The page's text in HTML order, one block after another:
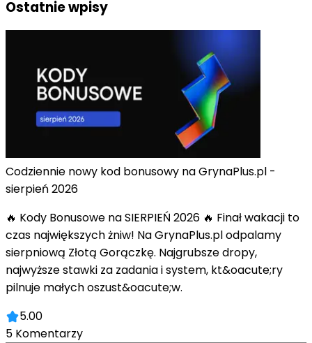
Ostatnie wpisy
Codziennie nowy kod bonusowy na GrynaPlus.pl -
sierpień 2026
🔥 Kody Bonusowe na SIERPIEŃ 2026 🔥 Finał wakacji to
czas największych żniw! Na GrynaPlus.pl odpalamy
sierpniową Złotą Gorączkę. Najgrubsze dropy,
najwyższe stawki za zadania i system, kt&oacute;ry
pilnuje małych oszust&oacute;w.
5.00
5 Komentarzy